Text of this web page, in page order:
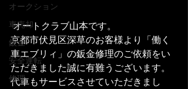
オークション
車売却
鈑金
安全運転
修理
オートクラブ山本です。
京都市伏見区深草のお客様より「働く
車エブリィ」の鈑金修理のご依頼をい
ただきました誠に有難うございます。
代車もサービスさせていただきまし